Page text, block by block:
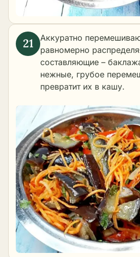
Аккуратно
равномерно
составляющие –
нежные, грубое
превратит их в кашу.